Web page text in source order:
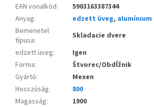
EAN vonalkód:
5903163387344
Anyag: edzett üveg, alumínium
Bemenetel
típusa:
Skladacie dvere
edzett üveg:
Igen
Forma:
Štvorec/Obdĺžnik
Gyártó:
Mexen
Hosszúság:
800
Magasság:
1900